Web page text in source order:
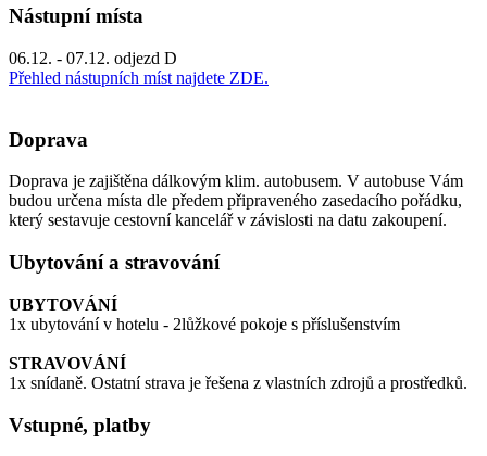
Nástupní místa
06.12. - 07.12. odjezd D
Přehled nástupních míst najdete ZDE.
Doprava
Doprava je zajištěna dálkovým klim. autobusem. V autobuse Vám
budou určena místa dle předem připraveného zasedacího pořádku,
který sestavuje cestovní kancelář v závislosti na datu zakoupení.
Ubytování a stravování
UBYTOVÁNÍ
1x ubytování v hotelu - 2lůžkové pokoje s příslušenstvím
STRAVOVÁNÍ
1x snídaně. Ostatní strava je řešena z vlastních zdrojů a prostředků.
Vstupné, platby